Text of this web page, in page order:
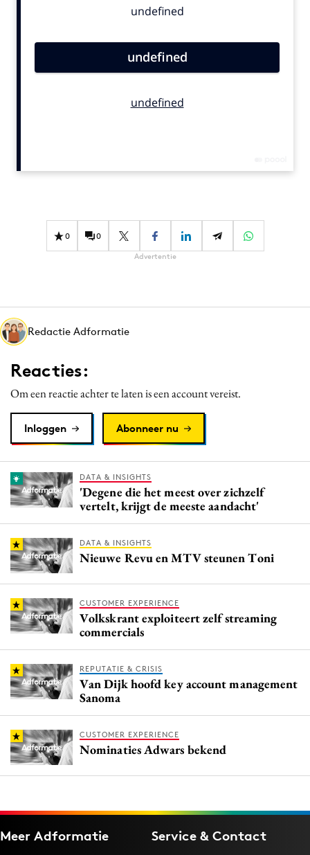
Contentmarketing
Effectiviteit
Gedragsverandering
Martech
Media
Merkstrategie
PR
Programmatic
Reputatie & crisis
0 0
Advertentie
Redactie Adformatie
Reacties:
Om een reactie achter te laten is een account vereist.
Inloggen Abonneer nu
DATA & INSIGHTS
'Degene die het meest over zichzelf
vertelt, krijgt de meeste aandacht'
DATA & INSIGHTS
Nieuwe Revu en MTV steunen Toni
CUSTOMER EXPERIENCE
Volkskrant exploiteert zelf streaming
commercials
REPUTATIE & CRISIS
Van Dijk hoofd key account management
Sanoma
CUSTOMER EXPERIENCE
Nominaties Adwars bekend
Meer Adformatie Service & Contact